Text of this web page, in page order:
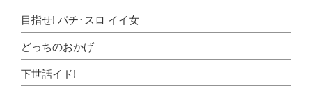
目指せ! パチ･スロ イイ女
どっちのおかげ
下世話イド!